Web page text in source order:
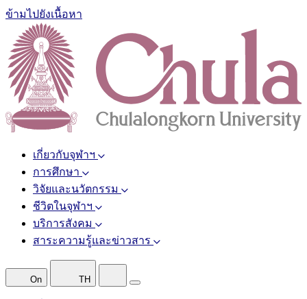
ข้ามไปยังเนื้อหา
เกี่ยวกับจุฬาฯ
การศึกษา
วิจัยและนวัตกรรม
ชีวิตในจุฬาฯ
บริการสังคม
สาระความรู้และข่าวสาร
On TH